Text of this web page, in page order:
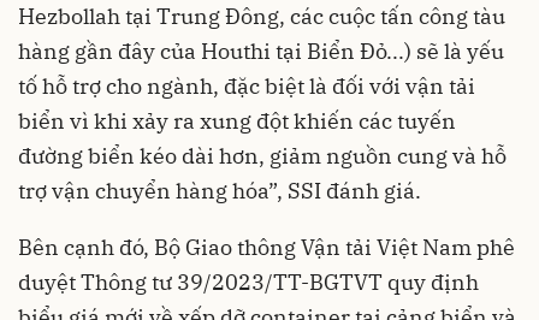
Hezbollah tại Trung Đông, các cuộc tấn công tàu
hàng gần đây của Houthi tại Biển Đỏ...) sẽ là yếu
tố hỗ trợ cho ngành, đặc biệt là đối với vận tải
biển vì khi xảy ra xung đột khiến các tuyến
đường biển kéo dài hơn, giảm nguồn cung và hỗ
trợ vận chuyển hàng hóa”, SSI đánh giá.
Bên cạnh đó, Bộ Giao thông Vận tải Việt Nam phê
duyệt Thông tư 39/2023/TT-BGTVT quy định